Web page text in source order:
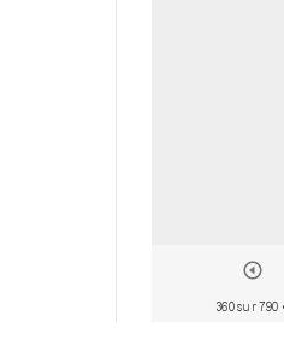
360 sur 790